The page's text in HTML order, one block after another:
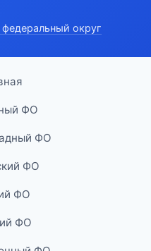
округ
ФО
ФО
ФО
ФО
ФО